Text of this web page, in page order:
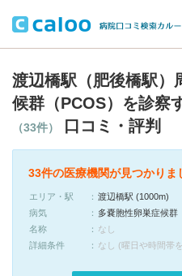
渡辺橋駅（肥後橋駅）
候群（PCOS）を診察
（33件） 口コミ・評判
33件の医療機関が見つかりま
エリア・駅
渡辺橋駅 (1000m)
病気
多嚢胞性卵巣症候群
名称
なし
詳細条件
なし (曜日や時間帯